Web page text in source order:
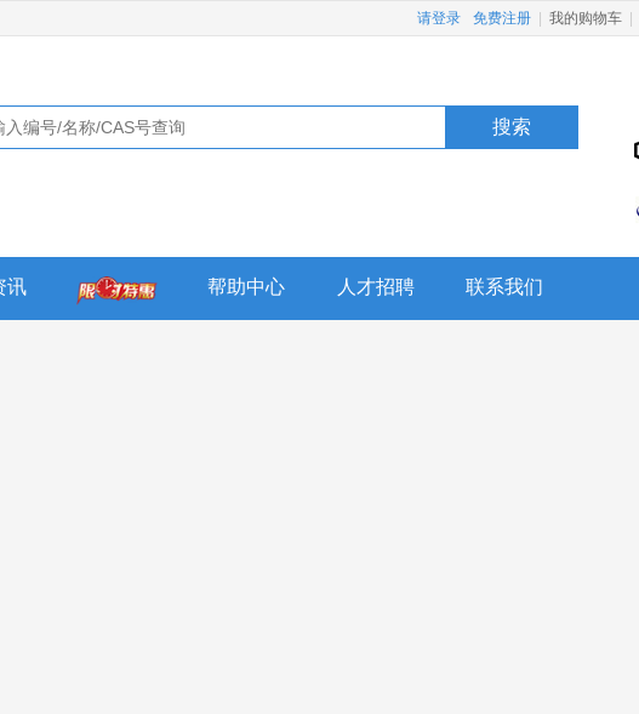
我的购物车
请登录 免费注册
搜索
讯 帮助中心 人才招聘 联系我们